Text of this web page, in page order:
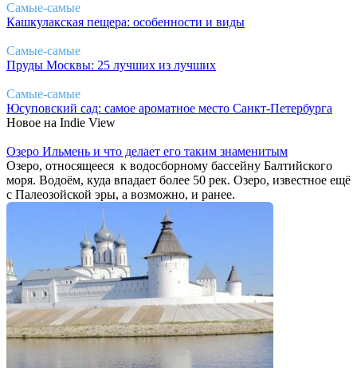
Самые-самые
Кашкулакская пещера: особенности и виды
Самые-самые
Пруды Москвы: 25 лучших из лучших
Самые-самые
Юсуповский сад: самое ароматное место Санкт-Петербурга
Новое на Indie View
Озеро Ильмень и что делает его таким знаменитым
Озеро, относящееся к водосборному бассейну Балтийского
моря. Водоём, куда впадает более 50 рек. Озеро, известное ещё
с Палеозойской эры, а возможно, и ранее.